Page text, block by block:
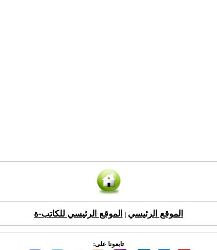
الموقع الرئيسي الموقع الرئيسي للكاتب-ة
تابعونا على: